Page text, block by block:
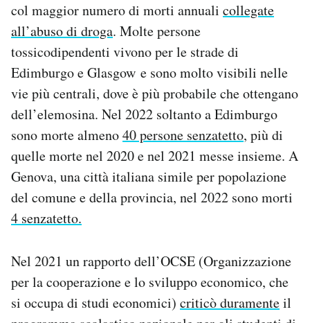
col maggior numero di morti annuali collegate
all’abuso di droga. Molte persone
tossicodipendenti vivono per le strade di
Edimburgo e Glasgow e sono molto visibili nelle
vie più centrali, dove è più probabile che ottengano
dell’elemosina. Nel 2022 soltanto a Edimburgo
sono morte almeno40 persone senzatetto, più di
quelle morte nel 2020 e nel 2021 messe insieme. A
Genova, una città italiana simile per popolazione
del comune e della provincia, nel 2022 sono morti
4 senzatetto.
Nel 2021 un rapporto dell’OCSE (Organizzazione
per la cooperazione e lo sviluppo economico, che
si occupa di studi economici) criticò duramenteil